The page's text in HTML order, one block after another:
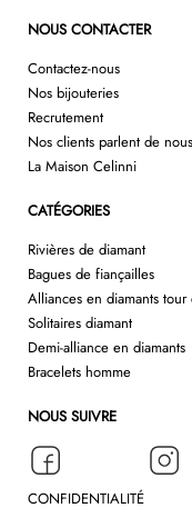
NOUS CONTACTER
Contactez-nous
Nos bijouteries
Recrutement
Nos clients parlent de nous
La Maison Celinni
CATÉGORIES
Rivières de diamant
Bagues de fiançailles
Alliances en diamants tour
Solitaires diamant
Demi-alliance en diamants
Bracelets homme
NOUS SUIVRE
CONFIDENTIALITÉ